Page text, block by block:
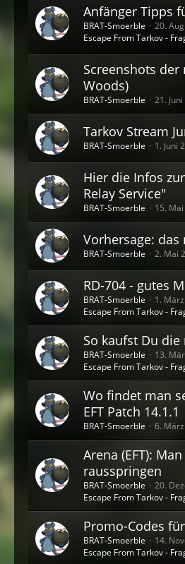
Anfänger Tipps
BRAT-Smoerble
20.
Escape From Tarkov -
Screenshots der
Woods)
BRAT-Smoerble 21.
Tarkov Stream
BRAT-Smoerble 1. Juni
Hier die Infos
Relay Service"
BRAT-Smoerble 15.
Vorhersage: das
BRAT-Smoerble 2. Mai
RD-704 - gutes
BRAT-Smoerble
1.
Escape From Tarkov -
So kaufst Du
BRAT-Smoerble
13.
Escape From Tarkov -
Wo findet man
EFT Patch 14.1.1
BRAT-Smoerble 6.
Arena (EFT):
rausspringen
BRAT-Smoerble
20.
Escape From Tarkov -
Promo-Codes
BRAT-Smoerble
14.
Escape From Tarkov -